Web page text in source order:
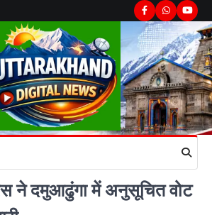
Facebook
Whatsapp
ने दमुआढुंगा में अनुसूचित वोट